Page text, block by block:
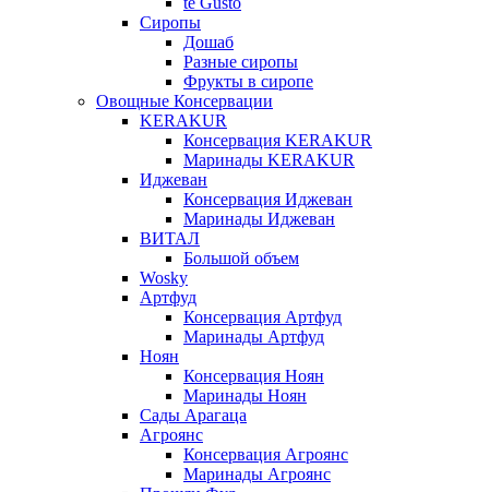
Сиропы
Дошаб
Разные сиропы
Фрукты в сиропе
Овощные Консервации
KERAKUR
Консервация KERAKUR
Маринады KERAKUR
Иджеван
Консервация Иджеван
Маринады Иджеван
ВИТАЛ
Большой объем
Wosky
Артфуд
Консервация Артфуд
Маринады Артфуд
Ноян
Консервация Ноян
Маринады Ноян
Сады Арагаца
Агроянс
Консервация Агроянс
Маринады Агроянс